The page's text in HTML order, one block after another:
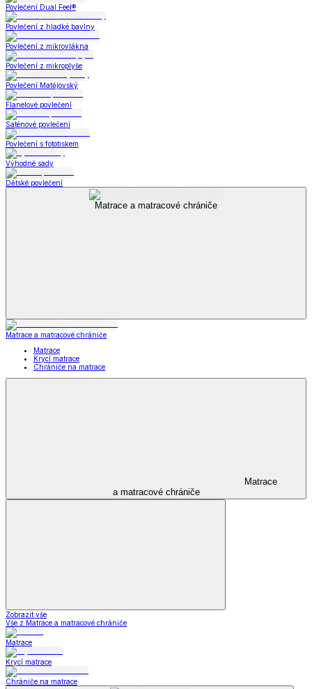
Povlečení Dual Feel®
Povlečení z hladké bavlny
Povlečení z mikrovlákna
Povlečení z mikroplyše
Povlečení Matějovský
Flanelové povlečení
Saténové povlečení
Povlečení s fototiskem
Výhodné sady
Dětské povlečení
Matrace a matracové chrániče
Matrace a matracové chrániče
Matrace
Krycí matrace
Chrániče na matrace
Matrace
a matracové chrániče
Zobrazit vše
Vše z Matrace a matracové chrániče
Matrace
Krycí matrace
Chrániče na matrace